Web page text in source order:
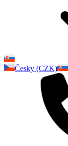
Česky (CZK)